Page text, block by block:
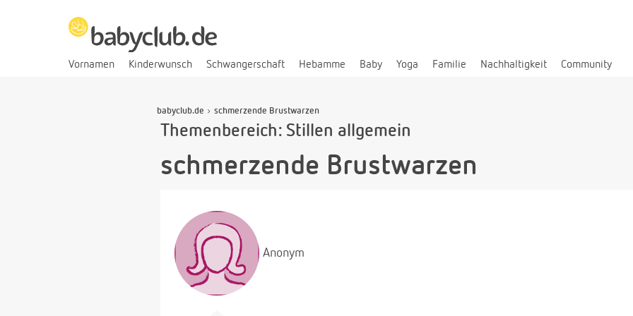
Vornamen Kinderwunsch Schwangerschaft Hebamme Baby Yoga Familie Nachhaltigkeit Community
babyclub.de schmerzende Brustwarzen
Themenbereich: Stillen allgemein
schmerzende Brustwarzen
Anonym